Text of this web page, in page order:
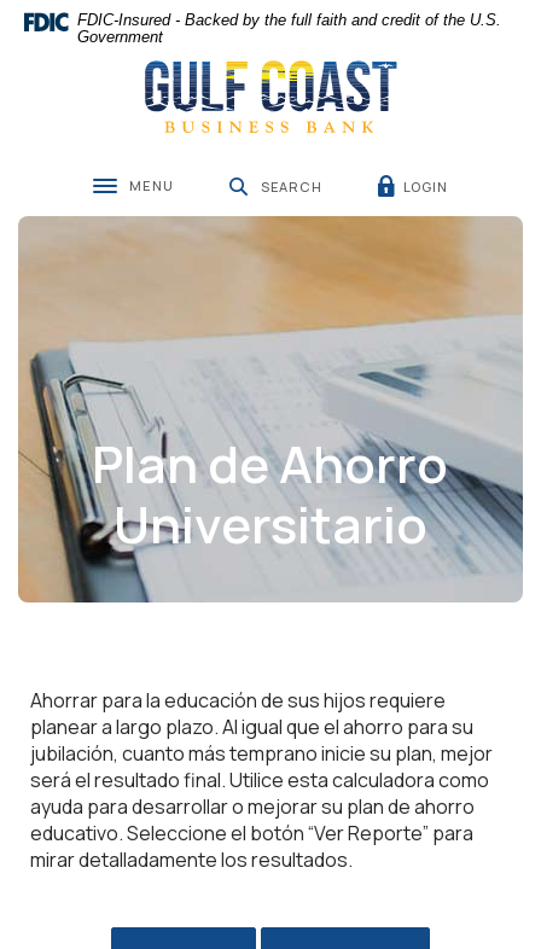
Home
Skip
Download
Acrobat
.pdf
FDIC-Insured - Backed by the full faith and credit of the U.S.
Government
Gulf Coast Business Bank
Toggle navigation
MENU SEARCH LOGIN
Plan de Ahorro
Universitario
Ahorrar para la educación de sus hijos requiere
planear a largo plazo. Al igual que el ahorro para su
jubilación, cuanto más temprano inicie su plan, mejor
será el resultado final. Utilice esta calculadora como
ayuda para desarrollar o mejorar su plan de ahorro
educativo. Seleccione el botón “Ver Reporte” para
mirar detalladamente los resultados.